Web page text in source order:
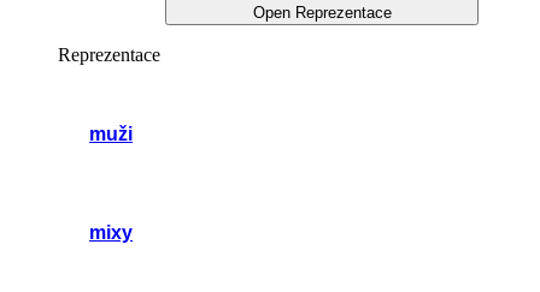
Open Reprezentace
Reprezentace
muži
mixy